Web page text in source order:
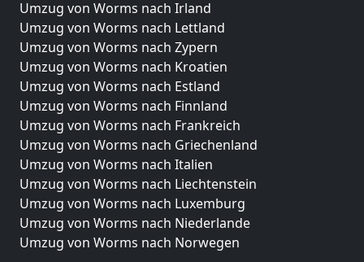
Umzug von Worms nach Irland
Umzug von Worms nach Lettland
Umzug von Worms nach Zypern
Umzug von Worms nach Kroatien
Umzug von Worms nach Estland
Umzug von Worms nach Finnland
Umzug von Worms nach Frankreich
Umzug von Worms nach Griechenland
Umzug von Worms nach Italien
Umzug von Worms nach Liechtenstein
Umzug von Worms nach Luxemburg
Umzug von Worms nach Niederlande
Umzug von Worms nach Norwegen